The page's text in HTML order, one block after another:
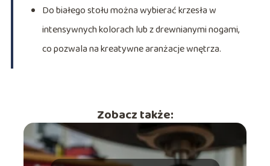
Do białego stołu można wybierać krzesła w
intensywnych kolorach lub z drewnianymi nogami,
co pozwala na kreatywne aranżacje wnętrza.
Zobacz także: